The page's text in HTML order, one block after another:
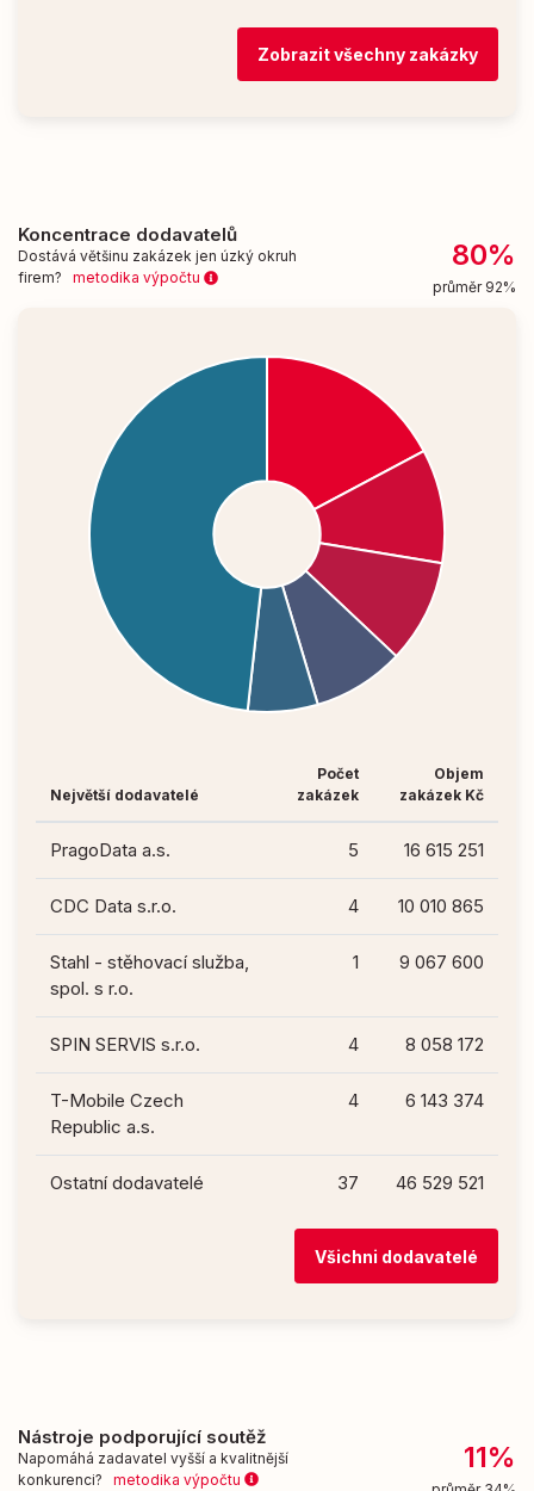
Zobrazit všechny zakázky
Koncentrace dodavatelů
Dostává většinu zakázek jen úzký okruh
firem? metodika výpočtu
80%
průměr 92%
Největší dodavatelé
Počet
zakázek
Objem
zakázek Kč
PragoData a.s. 5 16 615 251
CDC Data s.r.o. 4 10 010 865
Stahl - stěhovací služba,
spol. s r.o.
1 9 067 600
SPIN SERVIS s.r.o. 4 8 058 172
T-Mobile Czech
Republic a.s.
4 6 143 374
Ostatní dodavatelé 37 46 529 521
Všichni dodavatelé
Nástroje podporující soutěž
Napomáhá zadavatel vyšší a kvalitnější
konkurenci? metodika výpočtu
11%